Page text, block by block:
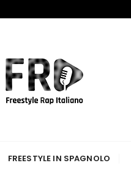
FREESTYLE IN SPAGNOLO